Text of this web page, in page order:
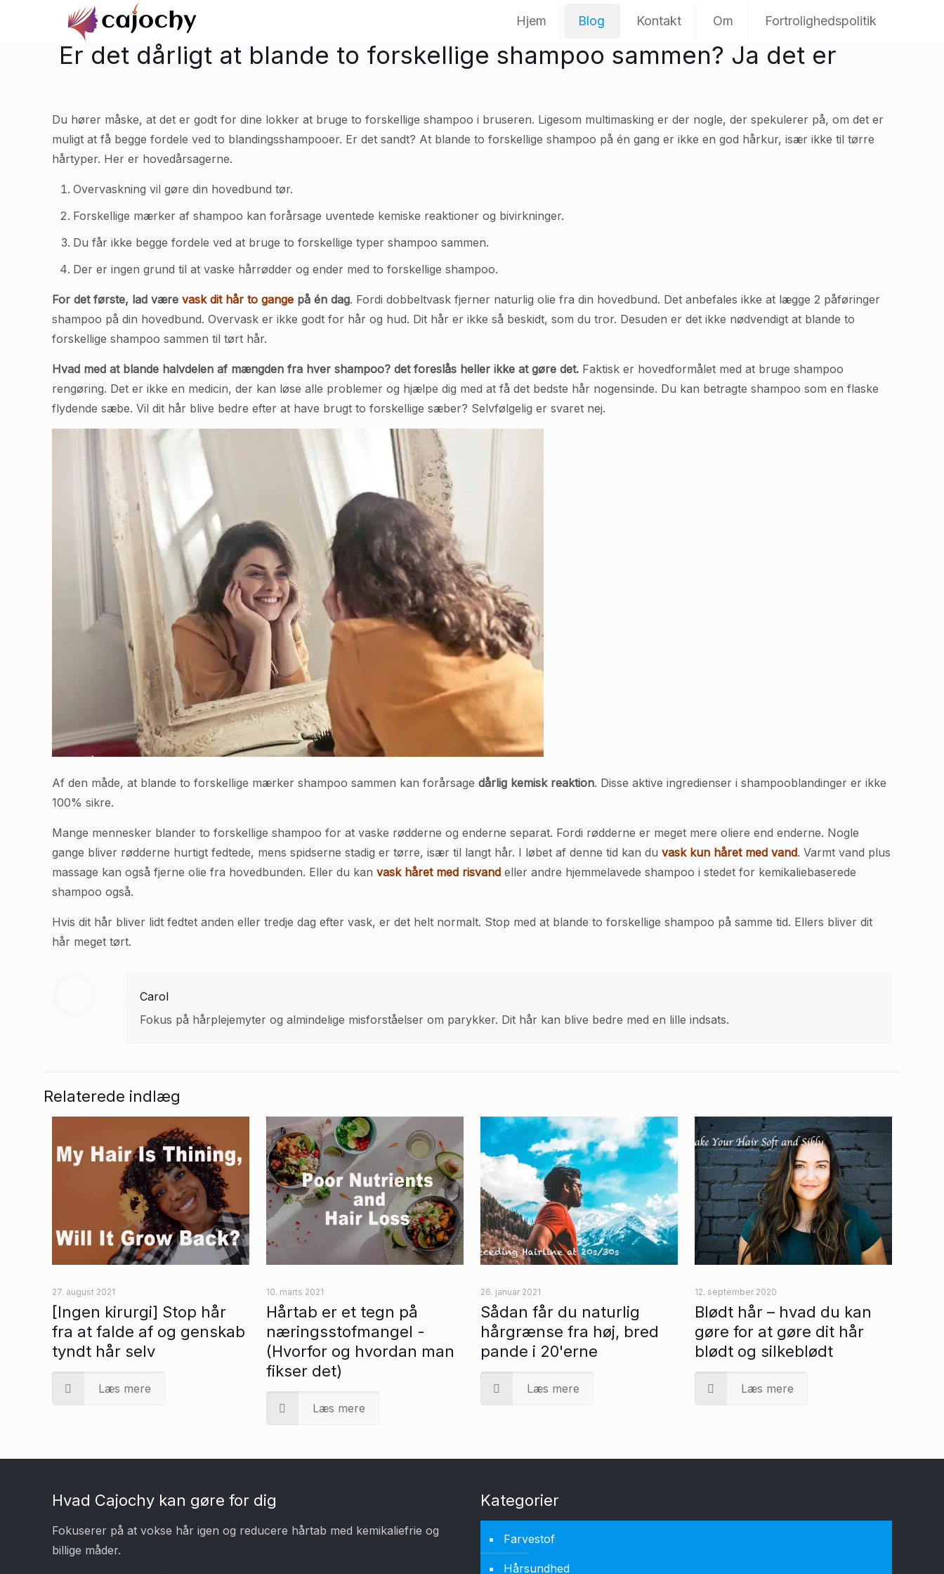
Hjem Blog Kontakt Om Fortrolighedspolitik
Er det dårligt at blande to forskellige shampoo sammen? Ja det er
Du hører måske, at det er godt for dine lokker at bruge to forskellige shampoo i bruseren. Ligesom multimasking er der nogle, der spekulerer på, om det er
muligt at få begge fordele ved to blandingsshampooer. Er det sandt? At blande to forskellige shampoo på én gang er ikke en god hårkur, især ikke til tørre
hårtyper. Her er hovedårsagerne.
Overvaskning vil gøre din hovedbund tør.
Forskellige mærker af shampoo kan forårsage uventede kemiske reaktioner og bivirkninger.
Du får ikke begge fordele ved at bruge to forskellige typer shampoo sammen.
Der er ingen grund til at vaske hårrødder og ender med to forskellige shampoo.
For det første, lad værevask dit hår to gange på én dag. Fordi dobbeltvask fjerner naturlig olie fra din hovedbund. Det anbefales ikke at lægge 2 påføringer
shampoo på din hovedbund. Overvask er ikke godt for hår og hud. Dit hår er ikke så beskidt, som du tror. Desuden er det ikke nødvendigt at blande to
forskellige shampoo sammen til tørt hår.
Hvad med at blande halvdelen af mængden fra hver shampoo? det foreslås heller ikke at gøre det. Faktisk er hovedformålet med at bruge shampoo
rengøring. Det er ikke en medicin, der kan løse alle problemer og hjælpe dig med at få det bedste hår nogensinde. Du kan betragte shampoo som en flaske
flydende sæbe. Vil dit hår blive bedre efter at have brugt to forskellige sæber? Selvfølgelig er svaret nej.
Af den måde, at blande to forskellige mærker shampoo sammen kan forårsage dårlig kemisk reaktion. Disse aktive ingredienser i shampooblandinger er ikke
100% sikre.
Mange mennesker blander to forskellige shampoo for at vaske rødderne og enderne separat. Fordi rødderne er meget mere oliere end enderne. Nogle
gange bliver rødderne hurtigt fedtede, mens spidserne stadig er tørre, især til langt hår. I løbet af denne tid kan duvask kun håret med vand. Varmt vand plus
massage kan også fjerne olie fra hovedbunden. Eller du kanvask håret med risvand eller andre hjemmelavede shampoo i stedet for kemikaliebaserede
shampoo også.
Hvis dit hår bliver lidt fedtet anden eller tredje dag efter vask, er det helt normalt. Stop med at blande to forskellige shampoo på samme tid. Ellers bliver dit
hår meget tørt.
Carol
Fokus på hårplejemyter og almindelige misforståelser om parykker. Dit hår kan blive bedre med en lille indsats.
Relaterede indlæg
27. august 2021
[Ingen kirurgi] Stop hår
fra at falde af og genskab
tyndt hår selv
Læs mere
10. marts 2021
Hårtab er et tegn på
næringsstofmangel -
(Hvorfor og hvordan man
fikser det)
Læs mere
26. januar 2021
Sådan får du naturlig
hårgrænse fra høj, bred
pande i 20'erne
Læs mere
12. september 2020
Blødt hår – hvad du kan
gøre for at gøre dit hår
blødt og silkeblødt
Læs mere
Hvad Cajochy kan gøre for dig
Fokuserer på at vokse hår igen og reducere hårtab med kemikaliefrie og
billige måder.
Kategorier
Farvestof
Hårsundhed